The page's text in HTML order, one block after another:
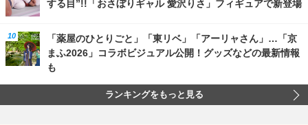
する目”!!「おさぼりギャル 愛沢りさ」フィギュアで新登場
「薬屋のひとりごと」「東リベ」「アーリャさん」…「京
まふ2026」コラボビジュアル公開！グッズなどの最新情報
も
ランキングをもっと見る